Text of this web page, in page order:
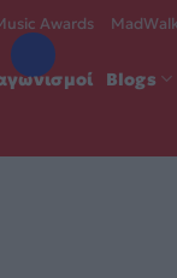
Awards
Blogs